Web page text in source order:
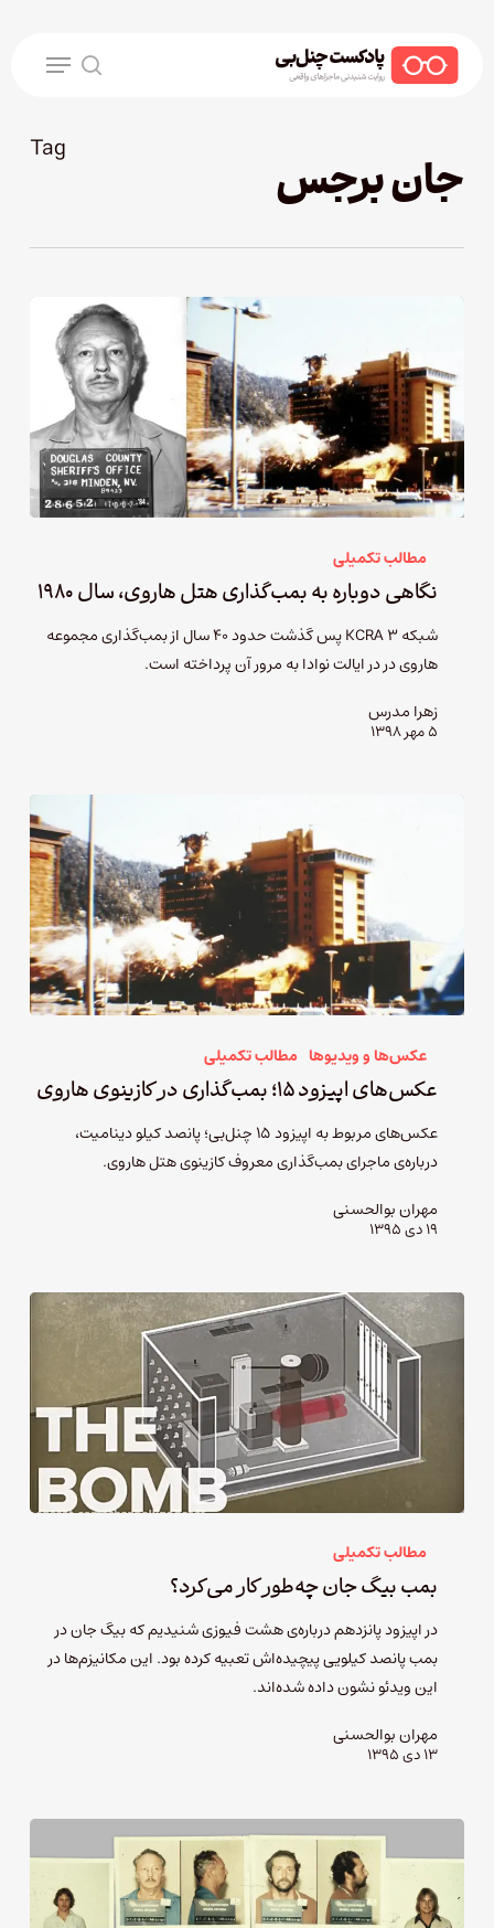
search
Menu
Tag
جان برجس
مطالب تکمیلی
نگاهی دوباره به بمب‌گذاری هتل هاروی، سال ۱۹۸۰
شبکه KCRA 3 پس گذشت حدود ۴۰ سال از بمب‌گذاری مجموعه
هاروی در در ایالت نوادا به مرور آن پرداخته است.
زهرا مدرس
۵ مهر ۱۳۹۸
عکس‌ها و ویدیوها مطالب تکمیلی
عکس‌های اپیزود ۱۵؛ بمب‌گذاری در کازینوی هاروی
عکس‌های مربوط به اپیزود ۱۵ چنل‌بی؛ پانصد کیلو دینامیت،
درباره‌ی ماجرای بمب‌گذاری معروف کازینوی هتل هاروی.
مهران بوالحسنی
۱۹ دی ۱۳۹۵
مطالب تکمیلی
بمب بیگ جان چه‌طور کار می‌کرد؟
در اپیزود پانزدهم درباره‌ی هشت فیوزی شنیدیم که بیگ جان در
بمب پانصد کیلویی پیچیده‌اش تعبیه کرده بود. این مکانیز‌م‌ها در
این ویدئو نشون داده شده‌اند.
مهران بوالحسنی
۱۳ دی ۱۳۹۵